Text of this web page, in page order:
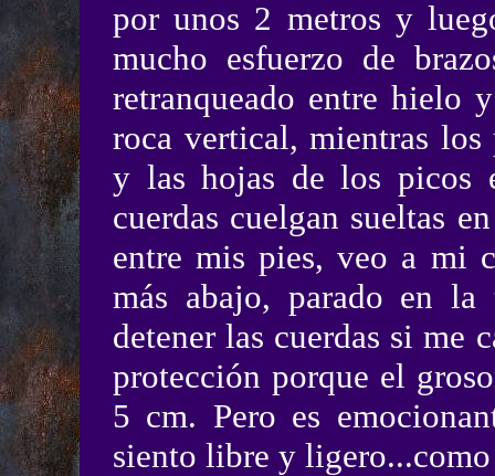
por unos 2 metros y
mucho esfuerzo de
retranqueado entre hielo
roca vertical, mientras los
y las hojas de los picos
cuerdas cuelgan sueltas
entre mis pies, veo a mi
más abajo, parado en la
detener las cuerdas si me
protección porque el
5 cm. Pero es
siento libre y